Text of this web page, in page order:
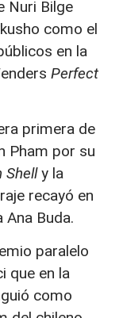
Nuri Bilge
como el
en la
Perfect
primera de
Pham por su
Shelly la
recayó en
Buda.
paralelo
que en la
como